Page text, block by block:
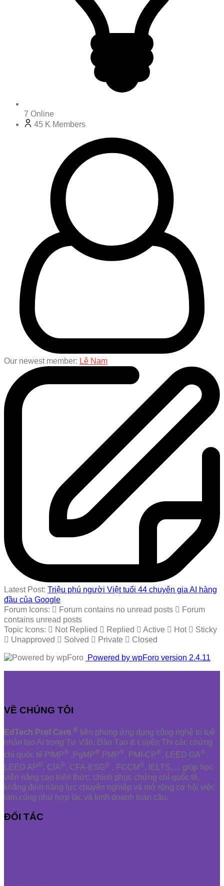
7 Online
45 K Members
Our newest member: Lê Nam
Latest Post: Triệu phú người Việt tuổi 44 chuyên gia AI hàng
đầu của Google
Forum Icons:
Forum contains no unread posts
Forum
contains unread posts
Topic Icons:
Not Replied Replied Active Hot
Sticky
Unapproved
Solved Private Closed
Powered by wpForo version 2.4.11
VỀ CHÚNG TÔI
EdTech Prof Certi ® tiên phong ứng dụng công nghệ trí tuệ
nhân tạo AI trong Tư Vấn, Đào Tạo & Luyện Thi các chứng
chỉ quốc tế PfMP® ,PgMP®,PMP®, PMI-CP®, LEED GA®,
LEED AP®, CIA®, CFA-ESG® , FCCM®, IELTS,.... giúp học
viên nâng cao kiến thức, chinh phục chứng chỉ quốc tế,
khẳng định năng lực chuyên nghiệp và mở rộng cơ hội việc
làm cũng như hợp tác và kinh doanh toàn cầu.
ĐỐI TÁC